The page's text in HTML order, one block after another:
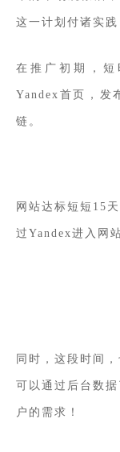
这一计划付诸实
在推广初期，
Yandex首页，发
链。
网站达标短短15
过Yandex进入网站
同时，这段时间
可以通过后台数
户的需求！